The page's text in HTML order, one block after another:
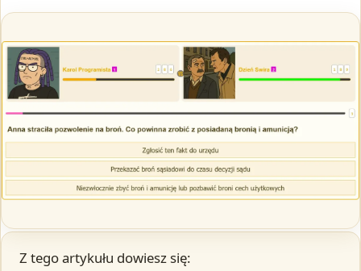
Z tego artykułu dowiesz się: